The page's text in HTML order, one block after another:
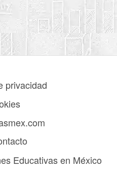
privacidad
Educativas en México